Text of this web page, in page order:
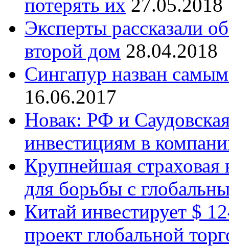
потерять их 27.05.2018
Эксперты рассказали
второй дом 28.04.2018
Сингапур назван
16.06.2017
Новак: РФ и
инвестициям в
Крупнейшая страховая
для борьбы с
Китай инвестирует $
проект глобальной